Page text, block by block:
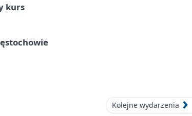
kurs
Kolejne wydarzenia